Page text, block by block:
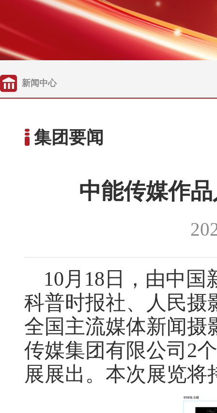
新闻中心
集团要闻
中能传媒作
10月18日，由中
科普时报社、人民
全国主流媒体新闻摄
传媒集团有限公司2
展展出。本次展览将